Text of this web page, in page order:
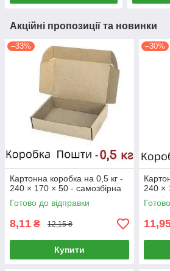
Акційні пропозиції та новинки
–33%
Картонна коробка на 0,5 кг -
240 × 170 × 50 - самозбірна
Готово до відправки
8,11 ₴ 12,15 ₴
Купити
–30%
240 ×